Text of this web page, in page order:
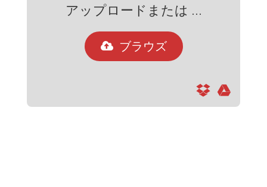
アップロードまたは ...
ブラウズ